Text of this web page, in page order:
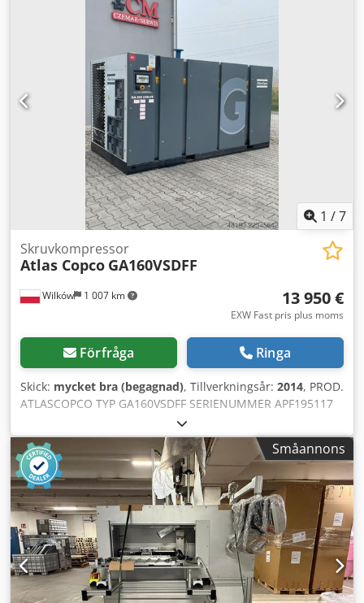
användning, med garanti Nettopris: 79 500 PLN Bruttopris:
97 785 PLN Djdpfx Aeyfnwgsl Reck Maskinen importerad i
1 /7
Wilków 1 007 km
Skruvkompressor
Atlas Copco GA160VSDFF
13 950 €
EXW Fast pris plus moms
Förfråga Ringa
Skick: mycket bra (begagnad), Tillverkningsår: 2014, PROD.
ATLASCOPCO TYP GA160VSDFF SERIENUMMER APF195117
Dodpfx Aozl S Smel Reck ÅR 2014 EFFEKT (kW) 186
KAPACITET (m3/min) 4,82-26,70 TRYCK (bar) 8,3
DRIFTTIMMAR (VERIFIERADE/TOTALT) 67773
FREKVENSOMRIKTAR ja INTEGRERAD TORK ja
VÄRMEVÄXLAR nej KYLD (LUFT/VATTEN) luft PÅ
TRYCKBEHÅLLAREN nej DOKUMENTATION nej
ANSLUTNING 3 NY/BEGAGNAD BEGAGNAD
Småannons